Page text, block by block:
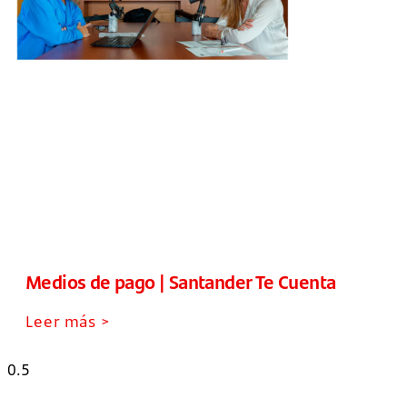
Medios de pago | Santander Te Cuenta
Leer más >